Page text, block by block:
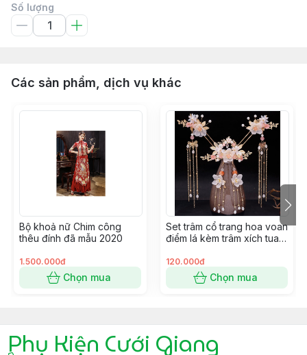
Số lượng
Các sản phẩm, dịch vụ khác
Bộ khoả nữ Chim công
thêu đính đã mẫu 2020
1.500.000đ
Chọn mua
Set trâm cổ trang hoa voan
điểm lá kèm trâm xích tua
120.000đ
Chọn mua
Phụ Kiện Cưới Giang